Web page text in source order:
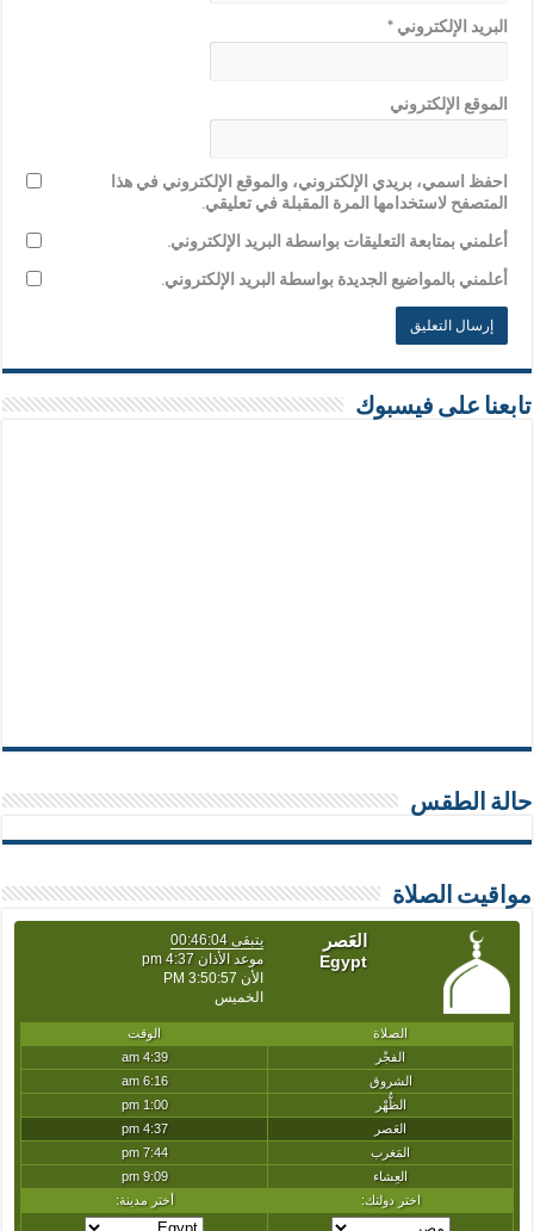
البريد الإلكتروني*
الموقع الإلكتروني
احفظ اسمي، بريدي الإلكتروني، والموقع الإلكتروني في هذا
المتصفح لاستخدامها المرة المقبلة في تعليقي.
أعلمني بمتابعة التعليقات بواسطة البريد الإلكتروني.
أعلمني بالمواضيع الجديدة بواسطة البريد الإلكتروني.
تابعنا على فيسبوك
حالة الطقس
مواقيت الصلاة